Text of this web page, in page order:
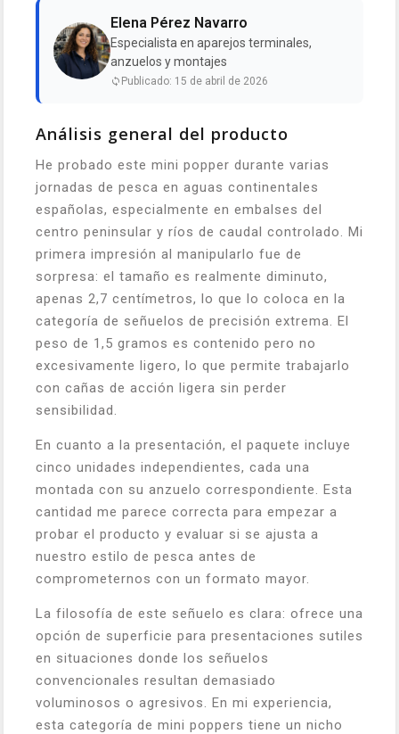
Elena Pérez Navarro
Especialista en aparejos terminales,
anzuelos y montajes
Publicado: 15 de abril de 2026
Análisis general del producto
He probado este mini popper durante varias
jornadas de pesca en aguas continentales
españolas, especialmente en embalses del
centro peninsular y ríos de caudal controlado. Mi
primera impresión al manipularlo fue de
sorpresa: el tamaño es realmente diminuto,
apenas 2,7 centímetros, lo que lo coloca en la
categoría de señuelos de precisión extrema. El
peso de 1,5 gramos es contenido pero no
excesivamente ligero, lo que permite trabajarlo
con cañas de acción ligera sin perder
sensibilidad.
En cuanto a la presentación, el paquete incluye
cinco unidades independientes, cada una
montada con su anzuelo correspondiente. Esta
cantidad me parece correcta para empezar a
probar el producto y evaluar si se ajusta a
nuestro estilo de pesca antes de
comprometernos con un formato mayor.
La filosofía de este señuelo es clara: ofrece una
opción de superficie para presentaciones sutiles
en situaciones donde los señuelos
convencionales resultan demasiado
voluminosos o agresivos. En mi experiencia,
esta categoría de mini poppers tiene un nicho